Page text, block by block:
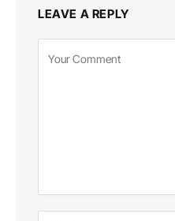
LEAVE A REPLY